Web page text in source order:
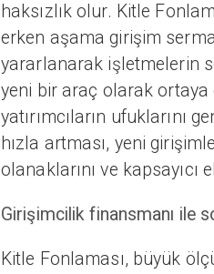
haksızlık olur. Kitle
erken aşama girişim
yararlanarak işletmelerin
yeni bir araç olarak ortaya
yatırımcıların ufuklarını
hızla artması, yeni
olanaklarını ve
Girişimcilik finansmanı ile
Kitle Fonlaması, büyük